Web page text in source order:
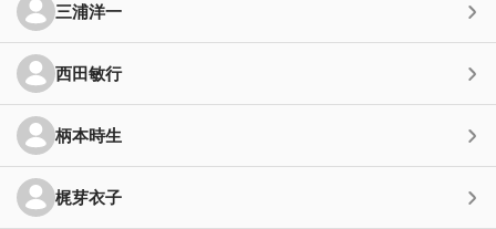
三浦洋一
西田敏行
柄本時生
梶芽衣子